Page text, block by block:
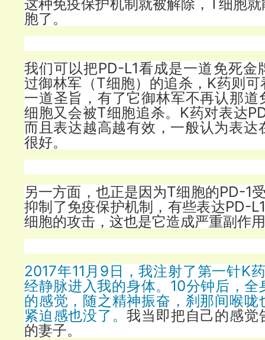
这种免疫保护机制就被解除，T细胞
胞了。
我们可以把PD-L1看成是一道免死金
过御林军（T细胞）的追杀，K药则
一道圣旨，有了它御林军不再认那道
细胞又会被T细胞追杀。K药对表达
而且表达越高越有效，一般认为表达
很好。
另一方面，也正是因为T细胞的PD-1
抑制了免疫保护机制，有些表达PD-
细胞的攻击，这也是它造成严重副作
2017年11月9日，我注射了第一针K
经静脉进入我的身体。10分钟后，全
的感觉，随之精神振奋，刹那间喉咙
紧迫感也没了。我当即把自己的感觉
的妻子。